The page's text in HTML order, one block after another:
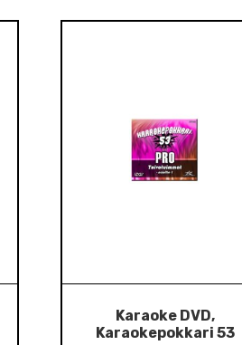
Karaoke DVD,
Karaokepokkari 53